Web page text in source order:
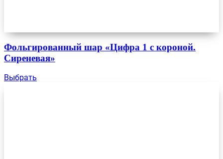
Фольгированный шар «Цифра 1 с короной.
Сиреневая»
Выбрать